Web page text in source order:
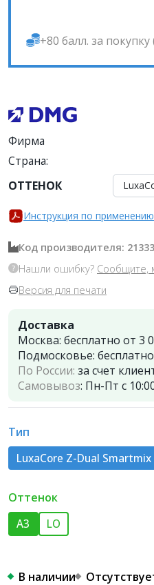
+80 балл. за покупку
Фирма
Страна:
ОТТЕНОК
Инструкция по
Код производителя:
Нашли ошибку? Сообщите,
Версия для печати
Доставка
Москва: бесплатно от 3
Подмосковье:
По России: за счет
Самовывоз: Пн-Пт с
Тип
LuxaCore Z-Dual Smartmix
Оттенок
A3 LO
В наличии